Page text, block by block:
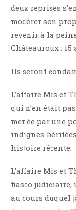
deux reprises
modérer son
revenir à la
Châteauroux : 15
Ils seront
L’affaire Mis et
qui n’en était
menée par une
indignes
histoire récente.
L’affaire Mis et
fiasco judiciaire,
au cours duquel